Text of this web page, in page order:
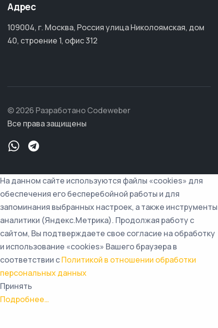
Адрес
109004, г. Москва, Россия улица Николоямская, дом
40, строение 1, офис 312
© 2026 Разработано Codeweber
Все права защищены
На данном сайте используются файлы «cookies» для
обеспечения его бесперебойной работы и для
запоминания выбранных настроек, а также инструменты
аналитики (Яндекс.Метрика). Продолжая работу с
сайтом, Вы подтверждаете свое согласие на обработку
и использование «cookies» Вашего браузера в
соответствии сПолитикой в отношении обработки
персональных данных
Принять
Подробнее…